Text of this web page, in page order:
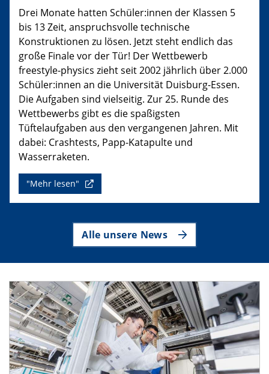
Drei Monate hatten Schüler:innen der Klassen 5
bis 13 Zeit, anspruchsvolle technische
Konstruktionen zu lösen. Jetzt steht endlich das
große Finale vor der Tür! Der Wettbewerb
freestyle-physics zieht seit 2002 jährlich über 2.000
Schüler:innen an die Universität Duisburg-Essen.
Die Aufgaben sind vielseitig. Zur 25. Runde des
Wettbewerbs gibt es die spaßigsten
Tüftelaufgaben aus den vergangenen Jahren. Mit
dabei: Crashtests, Papp-Katapulte und
Wasserraketen.
"Mehr lesen"
Alle unsere News